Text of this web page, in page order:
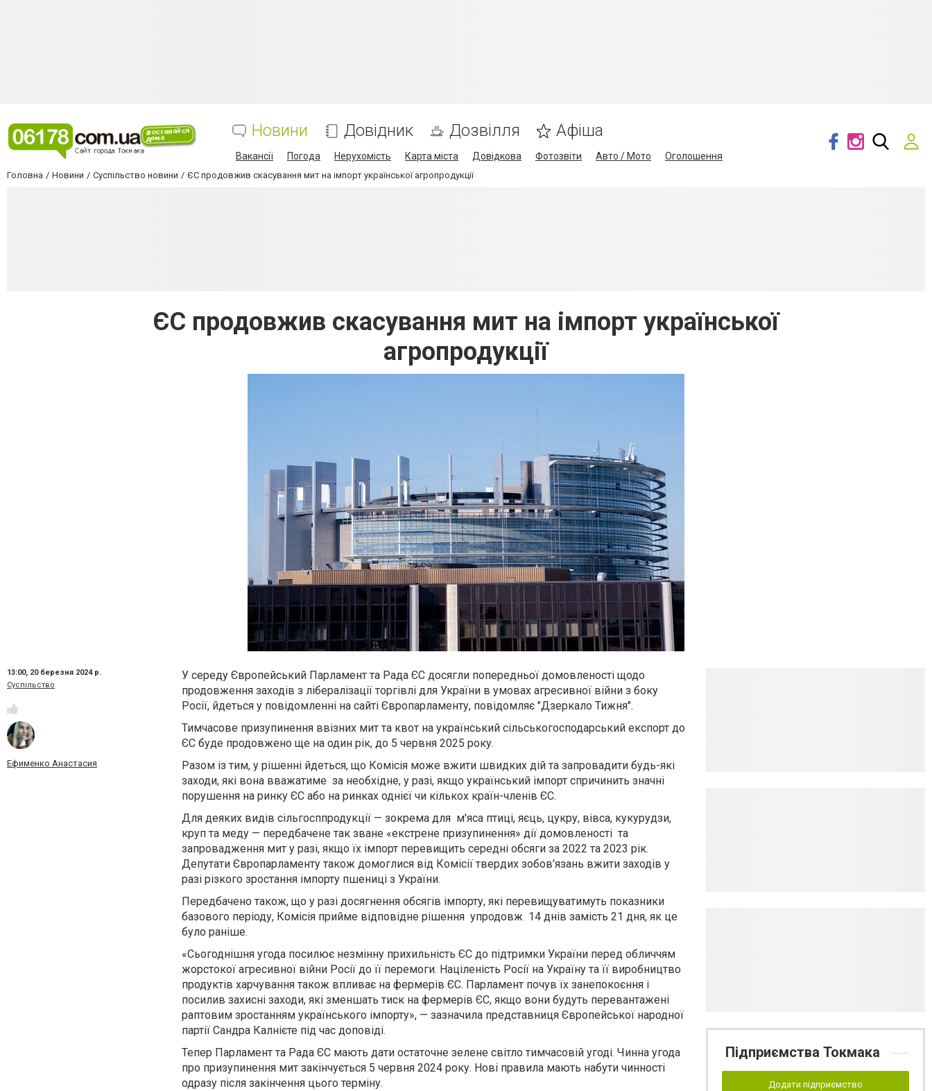
Новини Довідник Дозвілля Афіша
Вакансії Погода Нерухомість Карта міста Довідкова Фотозвіти Авто / Мото Оголошення
Головна Новини Суспільство новини ЄС продовжив скасування мит на імпорт української агропродукції
ЄС продовжив скасування мит на імпорт української
агропродукції
13:00, 20 березня 2024 р.
Суспільство
Ефименко Анастасия
У середу Європейський Парламент та Рада ЄС досягли попередньої домовленості щодо
продовження заходів з лібералізації торгівлі для України в умовах агресивної війни з боку
Росії, йдеться у повідомленні на сайті Європарламенту, повідомляє "Дзеркало Тижня".
Тимчасове призупинення ввізних мит та квот на український сільськогосподарський експорт до
ЄС буде продовжено ще на один рік, до 5 червня 2025 року.
Разом із тим, у рішенні йдеться, що Комісія може вжити швидких дій та запровадити будь-які
заходи, які вона вважатиме за необхідне, у разі, якщо український імпорт спричинить значні
порушення на ринку ЄС або на ринках однієї чи кількох країн-членів ЄС.
Для деяких видів сільгосппродукції — зокрема для м'яса птиці, яєць, цукру, вівса, кукурудзи,
круп та меду — передбачене так зване «екстрене призупинення» дії домовленості та
запровадження мит у разі, якщо їх імпорт перевищить середні обсяги за 2022 та 2023 рік.
Депутати Європарламенту також домоглися від Комісії твердих зобов'язань вжити заходів у
разі різкого зростання імпорту пшениці з України.
Передбачено також, що у разі досягнення обсягів імпорту, які перевищуватимуть показники
базового періоду, Комісія прийме відповідне рішення упродовж 14 днів замість 21 дня, як це
було раніше.
«Сьогоднішня угода посилює незмінну прихильність ЄС до підтримки України перед обличчям
жорстокої агресивної війни Росії до її перемоги. Націленість Росії на Україну та її виробництво
продуктів харчування також впливає на фермерів ЄС. Парламент почув їх занепокоєння і
посилив захисні заходи, які зменшать тиск на фермерів ЄС, якщо вони будуть перевантажені
раптовим зростанням українського імпорту», — зазначила представниця Європейської народної
партії Сандра Калнієте під час доповіді.
Тепер Парламент та Рада ЄС мають дати остаточне зелене світло тимчасовій угоді. Чинна угода
про призупинення мит закінчується 5 червня 2024 року. Нові правила мають набути чинності
одразу після закінчення цього терміну.
Підприємства Токмака
Додати підприємство